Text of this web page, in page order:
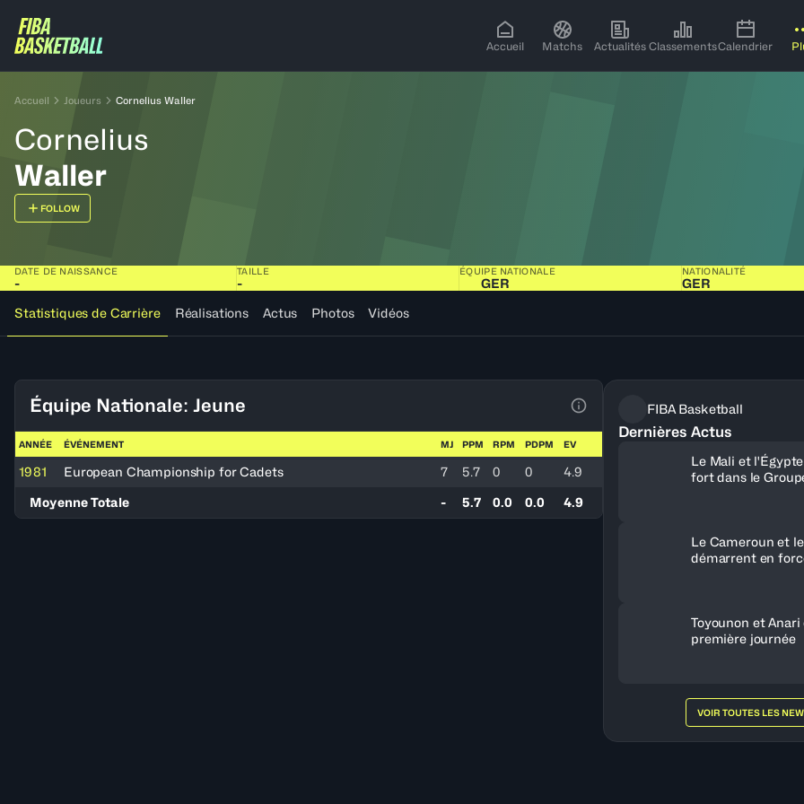
Accueil Matchs Actualités ClassementsCalendrier
Accueil Joueurs Cornelius Waller
Cornelius
Waller
FOLLOW
DATE DE NAISSANCE
-
TAILLE
-
ÉQUIPE NATIONALE
GER
NATIONALITÉ
GER
Statistiques de Carrière
Réalisations Actus Photos Vidéos
Équipe Nationale: Jeune
Voir la Légende du Tableau
ANNÉE ÉVÉNEMENT MJ PPM RPM PDPM EV
1981 European Championship for Cadets 7 5.7 0 0
4.9
Moyenne Totale
- 5.7 0.0 0.0 4.9
FIBA Basketball
Dernières Actus
Le Mali et
fort dans le
Le Cameroun et
démarrent en
Toyounon et
première journée
VOIR TOUTES LES